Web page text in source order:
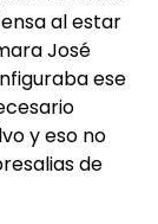
al estar
José
ese
y eso no
de